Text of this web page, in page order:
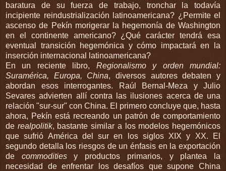
baratura de su fuerza de trabajo, tronchar la todavía
incipiente reindustrialización latinoamericana? ¿Permite el
ascenso de Pekín morigerar la hegemonía de Washington
en el continente americano? ¿Qué carácter tendrá esa
eventual transición hegemónica y cómo impactará en la
inserción internacional latinoamericana?
En un reciente libro, Regionalismo y orden mundial:
Suramérica, Europa, China, diversos autores debaten y
abordan esos interrogantes. Raúl Bernal-Meza y Julio
Sevares advierten allí contra las ilusiones acerca de una
relación "sur-sur" con China. El primero concluye que, hasta
ahora, Pekín está recreando un patrón de comportamiento
de realpolitik, bastante similar a los modelos hegemónicos
que sufrió América del sur en los siglos XIX y XX. El
segundo detalla los riesgos de un énfasis en la exportación
de commoditiesy productos primarios, y plantea la
necesidad de enfrentar los desafíos que supone China